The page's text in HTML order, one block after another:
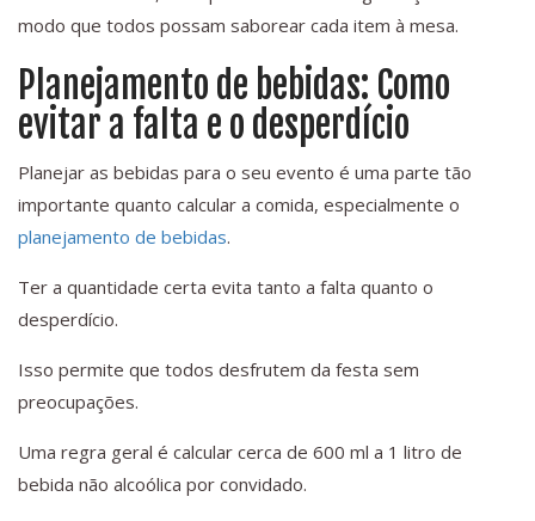
modo que todos possam saborear cada item à mesa.
Planejamento de bebidas: Como
evitar a falta e o desperdício
Planejar as bebidas para o seu evento é uma parte tão
importante quanto calcular a comida, especialmente o
planejamento de bebidas.
Ter a quantidade certa evita tanto a falta quanto o
desperdício.
Isso permite que todos desfrutem da festa sem
preocupações.
Uma regra geral é calcular cerca de 600 ml a 1 litro de
bebida não alcoólica por convidado.